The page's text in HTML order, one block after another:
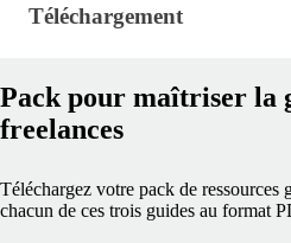
Téléchargement
Téléchargement
Pack pour maîtriser la
freelances
Téléchargez votre pack de ressources
chacun de ces trois guides au format